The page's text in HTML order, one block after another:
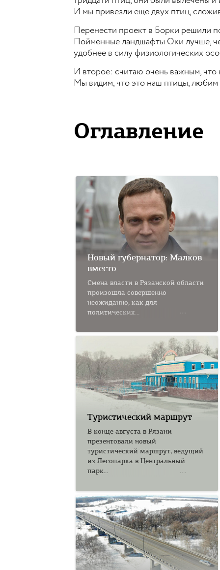
И мы привезли еще двух птиц,
Перенести проект в Борки решили
Пойменные ландшафты Оки лучше,
удобнее в силу физиологических
И второе: считаю очень важным, что
Мы видим, что это наш птицы,
Оглавление
Новый губернатор: Малков
вместо
Смена власти в Рязанской области
произошла совершенно
неожиданно, как для
политических...
Туристический маршрут
В конце августа в Рязани
презентовали новый
туристический маршрут, ведущий
из Лесопарка в Центральный
парк...